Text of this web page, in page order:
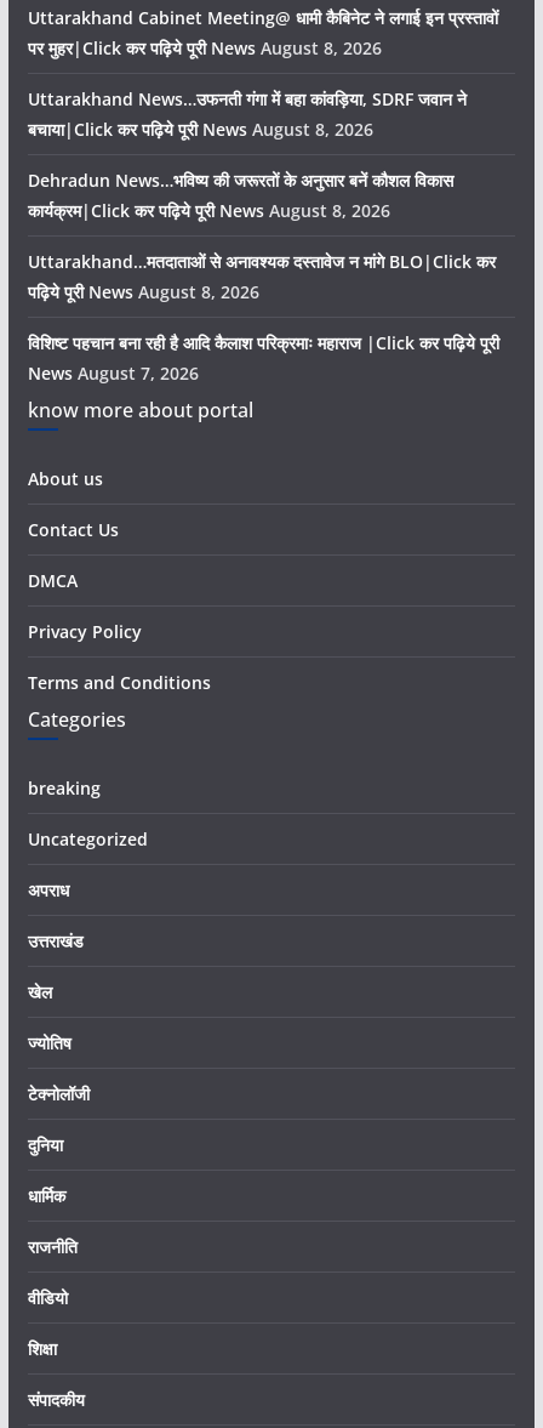
Uttarakhand Cabinet Meeting@ धामी कैबिनेट ने लगाई इन प्रस्तावों
पर मुहर|Click कर पढ़िये पूरी News August 8, 2026
Uttarakhand News…उफनती गंगा में बहा कांवड़िया, SDRF जवान ने
बचाया|Click कर पढ़िये पूरी News August 8, 2026
Dehradun News…भविष्य की जरूरतों के अनुसार बनें कौशल विकास
कार्यक्रम|Click कर पढ़िये पूरी News August 8, 2026
Uttarakhand…मतदाताओं से अनावश्यक दस्तावेज न मांगे BLO|Click कर
पढ़िये पूरी News August 8, 2026
विशिष्ट पहचान बना रही है आदि कैलाश परिक्रमाः महाराज |Click कर पढ़िये पूरी
News August 7, 2026
know more about portal
About us
Contact Us
DMCA
Privacy Policy
Terms and Conditions
Categories
breaking
Uncategorized
अपराध
उत्तराखंड
खेल
ज्योतिष
टेक्नोलॉजी
दुनिया
धार्मिक
राजनीति
वीडियो
शिक्षा
संपादकीय